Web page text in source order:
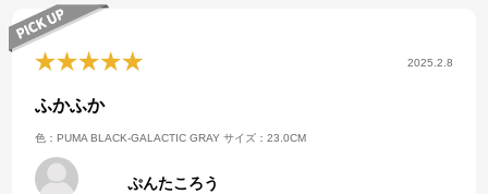
2025.2.8
ふかふか
色：PUMA BLACK-GALACTIC GRAY サイズ：23.0CM
ぷんたころう